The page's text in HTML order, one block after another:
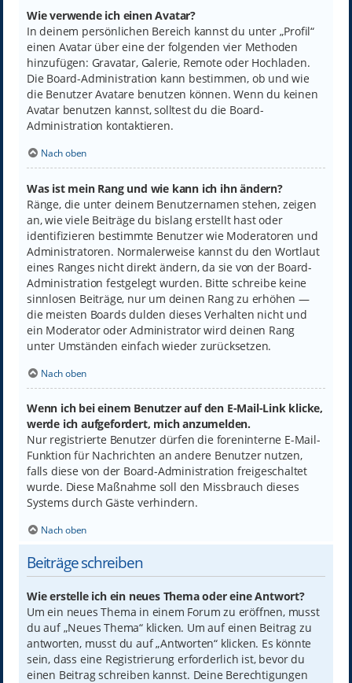
Wie verwende ich einen Avatar?
In deinem persönlichen Bereich kannst du unter „Profil“
einen Avatar über eine der folgenden vier Methoden
hinzufügen: Gravatar, Galerie, Remote oder Hochladen.
Die Board-Administration kann bestimmen, ob und wie
die Benutzer Avatare benutzen können. Wenn du keinen
Avatar benutzen kannst, solltest du die Board-
Administration kontaktieren.
Nach oben
Was ist mein Rang und wie kann ich ihn ändern?
Ränge, die unter deinem Benutzernamen stehen, zeigen
an, wie viele Beiträge du bislang erstellt hast oder
identifizieren bestimmte Benutzer wie Moderatoren und
Administratoren. Normalerweise kannst du den Wortlaut
eines Ranges nicht direkt ändern, da sie von der Board-
Administration festgelegt wurden. Bitte schreibe keine
sinnlosen Beiträge, nur um deinen Rang zu erhöhen —
die meisten Boards dulden dieses Verhalten nicht und
ein Moderator oder Administrator wird deinen Rang
unter Umständen einfach wieder zurücksetzen.
Nach oben
Wenn ich bei einem Benutzer auf den E-Mail-Link klicke,
werde ich aufgefordert, mich anzumelden.
Nur registrierte Benutzer dürfen die foreninterne E-Mail-
Funktion für Nachrichten an andere Benutzer nutzen,
falls diese von der Board-Administration freigeschaltet
wurde. Diese Maßnahme soll den Missbrauch dieses
Systems durch Gäste verhindern.
Nach oben
Beiträge schreiben
Wie erstelle ich ein neues Thema oder eine Antwort?
Um ein neues Thema in einem Forum zu eröffnen, musst
du auf „Neues Thema“ klicken. Um auf einen Beitrag zu
antworten, musst du auf „Antworten“ klicken. Es könnte
sein, dass eine Registrierung erforderlich ist, bevor du
einen Beitrag schreiben kannst. Deine Berechtigungen